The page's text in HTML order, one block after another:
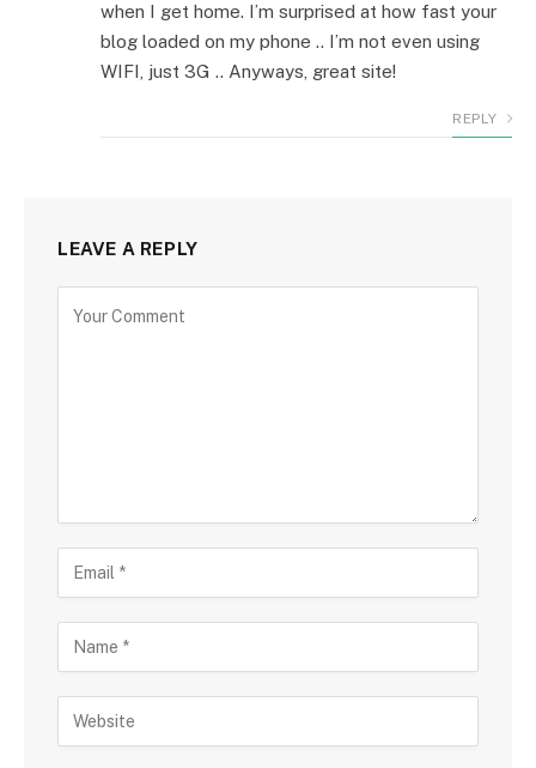
when I get home. I’m surprised at how fast your
blog loaded on my phone .. I’m not even using
WIFI, just 3G .. Anyways, great site!
REPLY
LEAVE A REPLY